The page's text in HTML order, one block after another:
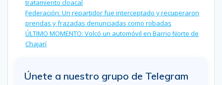
tratamiento cloacal
Federación: Un repartidor fue interceptado y recuperaron
prendas y frazadas denunciadas como robadas
ÚLTIMO MOMENTO: Volcó un automóvil en Barrio Norte de
Chajarí
Únete a nuestro grupo de Telegram